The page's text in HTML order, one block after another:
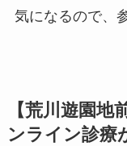
気になるので、
【荒川遊園地
ンライン診療